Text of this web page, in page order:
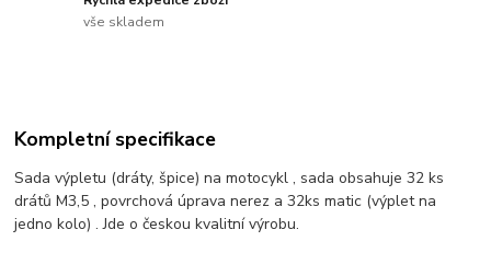
vše skladem
Kompletní specifikace
Sada výpletu (dráty, špice) na motocykl , sada obsahuje 32 ks
drátů M3,5 , povrchová úprava nerez a 32ks matic (výplet na
jedno kolo) . Jde o českou kvalitní výrobu.